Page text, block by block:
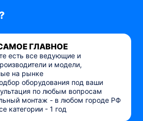
ГЛАВНОЕ
есть все ведующие и
и модели,
на рынке
оборудования под ваши
по любым вопросам
монтаж - в любом городе РФ
категории - 1 год